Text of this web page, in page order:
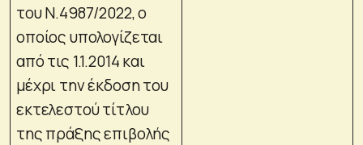
του Ν.4987/2022, ο
οποίος υπολογίζεται
από τις 1.1.2014 και
μέχρι την έκδοση του
εκτελεστού τίτλου
της πράξης επιβολής